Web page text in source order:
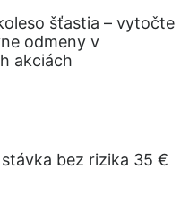
šťastia – vytočte
odmeny v
akciách
bez rizika 35 €